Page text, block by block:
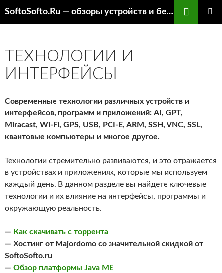
SoftoSofto.Ru — обзоры устройств и бесплатный софт
ТЕХНОЛОГИИ И
ИНТЕРФЕЙСЫ
Современные технологии различных устройств и
интерфейсов, программ и приложений: AI, GPT,
Miracast, Wi-Fi, GPS, USB, PCI-E, ARM, SSH, VNC, SSL,
квантовые компьютеры и многое другое.
Технологии стремительно развиваются, и это отражается
в устройствах и приложениях, которые мы используем
каждый день. В данном разделе вы найдете ключевые
технологии и их влияние на интерфейсы, программы и
окружающую реальность.
— Как скачивать с торрента
— Хостинг от Majordomo со значительной скидкой от
SoftoSofto.ru
— Обзор платформы Java ME